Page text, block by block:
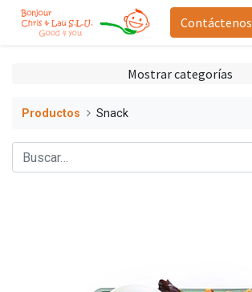
Contáctenos
Mostrar categorías
Productos Snack